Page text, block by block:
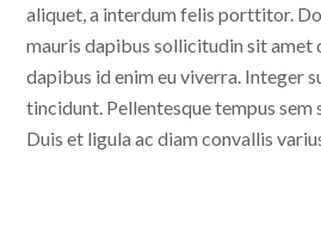
aliquet, a interdum felis porttitor.
mauris dapibus sollicitudin sit amet
dapibus id enim eu viverra. Integer
tincidunt. Pellentesque tempus sem
Duis et ligula ac diam convallis